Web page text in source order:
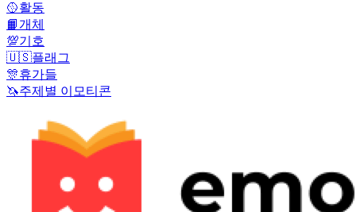
🥎활동
📙개체
💯기호
🇺🇸플래그
🎊휴가들
🦄주제별 이모티콘